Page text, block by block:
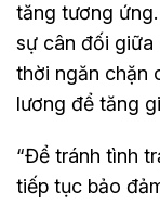
tăng tương
sự cân đối giữa
thời ngăn chặn
lương để tăng
“Để tránh tình
tiếp tục bảo